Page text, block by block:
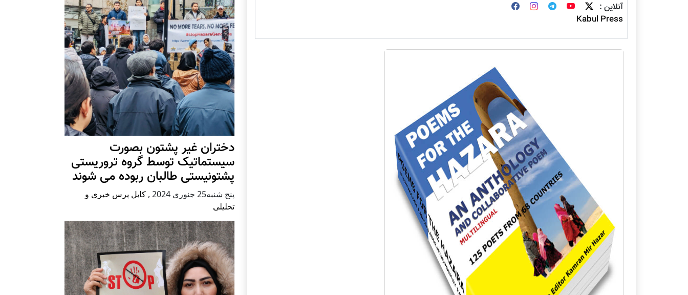
آنلاین :
Kabul Press
دختران غیر پشتون بصورت
سیستماتیک توسط گروه تروریستی
پشتونیستی طالبان ربوده می شوند
پنج شنبه25 جنوری 2024 , کابل پرس خبری و
تحلیلی